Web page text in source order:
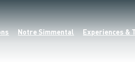
Notre Simmental Experiences &